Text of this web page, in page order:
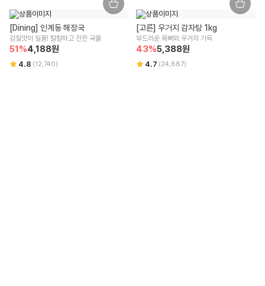
[Dining] 인계동 해장국
감칠맛이 일품! 칼칼하고 진한 국물
51 %4,188원
4.8 (12,740)
[고른] 우거지 감자탕 1kg
부드러운 목뼈와 우거지 가득
43%5,388원
4.7 (24,887)